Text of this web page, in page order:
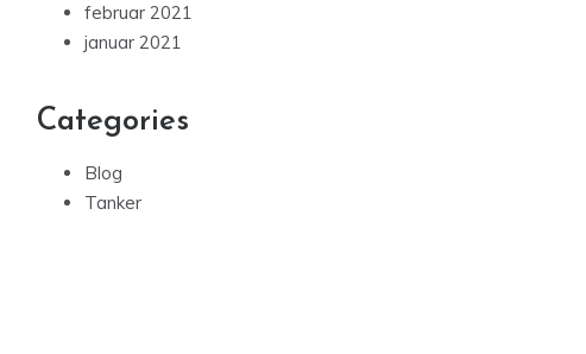
februar 2021
januar 2021
Categories
Blog
Tanker